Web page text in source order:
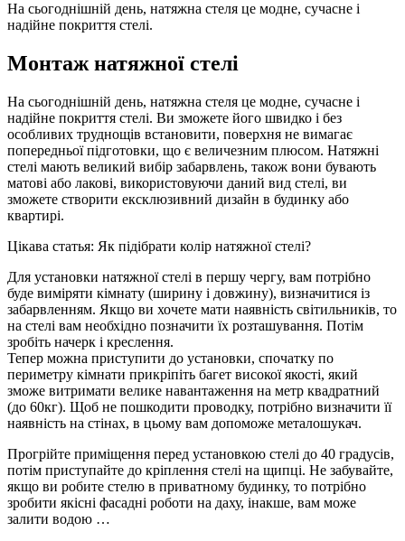
На сьогоднішній день, натяжна стеля це модне, сучасне і
надійне покриття стелі.
Монтаж натяжної стелі
На сьогоднішній день, натяжна стеля це модне, сучасне і
надійне покриття стелі. Ви зможете його швидко і без
особливих труднощів встановити, поверхня не вимагає
попередньої підготовки, що є величезним плюсом. Натяжні
стелі мають великий вибір забарвлень, також вони бувають
матові або лакові, використовуючи даний вид стелі, ви
зможете створити ексклюзивний дизайн в будинку або
квартирі.
Цікава статья: Як підібрати колір натяжної стелі?
Для установки натяжної стелі в першу чергу, вам потрібно
буде виміряти кімнату (ширину і довжину), визначитися із
забарвленням. Якщо ви хочете мати наявність світильників, то
на стелі вам необхідно позначити їх розташування. Потім
зробіть начерк і креслення.
Тепер можна приступити до установки, спочатку по
периметру кімнати прикріпіть багет високої якості, який
зможе витримати велике навантаження на метр квадратний
(до 60кг). Щоб не пошкодити проводку, потрібно визначити її
наявність на стінах, в цьому вам допоможе металошукач.
Прогрійте приміщення перед установкою стелі до 40 градусів,
потім приступайте до кріплення стелі на щипці. Не забувайте,
якщо ви робите стелю в приватному будинку, то потрібно
зробити якісні фасадні роботи на даху, інакше, вам може
залити водою …